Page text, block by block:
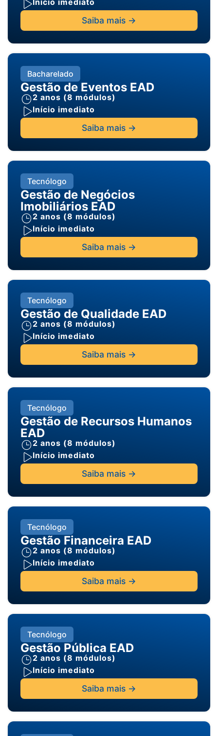
Início imediato
Saiba mais ->
Bacharelado
Gestão de Eventos EAD
2 anos (8 módulos)
Início imediato
Saiba mais ->
Tecnólogo
Gestão de Negócios
Imobiliários EAD
2 anos (8 módulos)
Início imediato
Saiba mais ->
Tecnólogo
Gestão de Qualidade EAD
2 anos (8 módulos)
Início imediato
Saiba mais ->
Tecnólogo
Gestão de Recursos Humanos
EAD
2 anos (8 módulos)
Início imediato
Saiba mais ->
Tecnólogo
Gestão Financeira EAD
2 anos (8 módulos)
Início imediato
Saiba mais ->
Tecnólogo
Gestão Pública EAD
2 anos (8 módulos)
Início imediato
Saiba mais ->